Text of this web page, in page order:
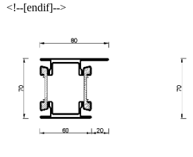
<!--[endif]-->